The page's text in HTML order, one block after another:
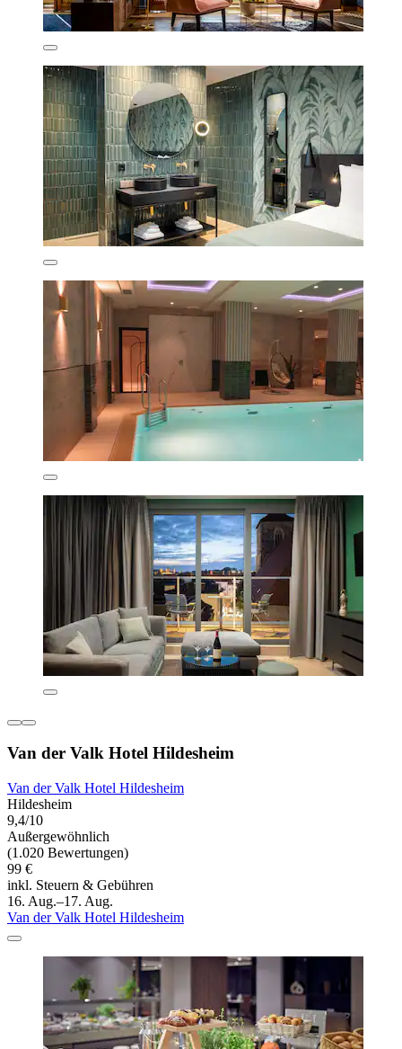
Van der Valk Hotel Hildesheim
Van der Valk Hotel Hildesheim
Hildesheim
9,4/10
Außergewöhnlich
(1.020 Bewertungen)
99 €
inkl. Steuern & Gebühren
16. Aug.–17. Aug.
Van der Valk Hotel Hildesheim